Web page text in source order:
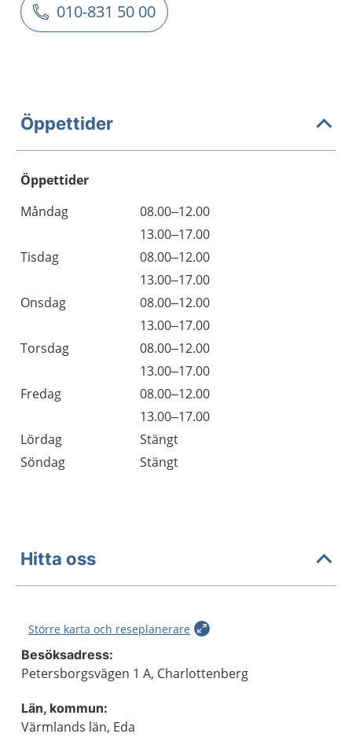
010-831 50 00
Öppettider
Öppettider
Dag
Öppettider
Kommentarer
Måndag
08.00–12.00
13.00–17.00
Tisdag
08.00–12.00
13.00–17.00
Onsdag
08.00–12.00
13.00–17.00
Torsdag
08.00–12.00
13.00–17.00
Fredag
08.00–12.00
13.00–17.00
Lördag
Stängt
Söndag
Stängt
Hitta oss
Större karta och reseplanerare
Besöksadress:
Petersborgsvägen 1 A, Charlottenberg
Län, kommun:
Värmlands län, Eda